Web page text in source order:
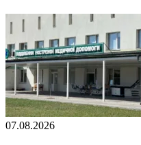
07.08.2026